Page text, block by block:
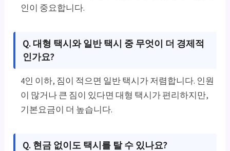
인이 중요합니다.
Q. 대형 택시와 일반 택시 중 무엇이 더 경제적
인가요?
4인 이하, 짐이 적으면 일반 택시가 저렴합니다. 인원
이 많거나 큰 짐이 있다면 대형 택시가 편리하지만,
기본요금이 더 높습니다.
Q. 현금 없이도 택시를 탈 수 있나요?